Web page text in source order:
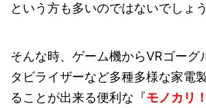
という方も多いのではないでしょ
そんな時、ゲーム機からVRゴーグ
タビライザーなど多種多様な家電
ることが出来る便利な『モノカリ！